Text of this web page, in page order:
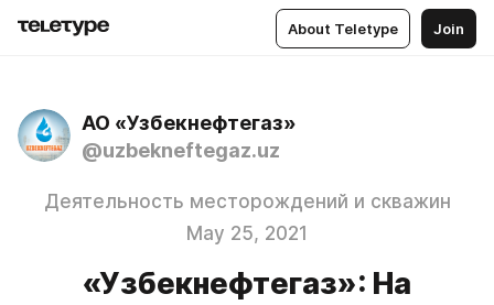
About Teletype Join
АО «Узбекнефтегаз»
@uzbekneftegaz.uz
Деятельность месторождений и скважин
May 25, 2021
«Узбекнефтегаз»: На